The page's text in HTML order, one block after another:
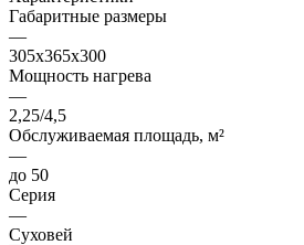
Габаритные размеры
—
305x365x300
Мощность нагрева
—
2,25/4,5
Обслуживаемая площадь, м²
—
до 50
Серия
—
Суховей